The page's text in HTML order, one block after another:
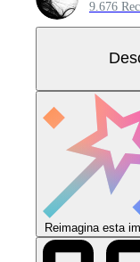
9.676
Reimagina esta